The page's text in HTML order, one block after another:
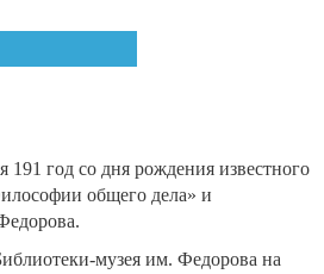
191 год со дня рождения известного
общего дела» и
музея им. Федорова на